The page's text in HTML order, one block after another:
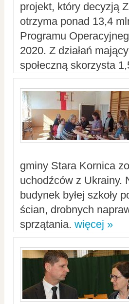
projekt, który decyzją
otrzyma ponad 13,4
Programu
2020. Z działań
społeczną skorzysta
gminy Stara Kornica
uchodźców z Ukrainy.
budynek byłej szkoły
ścian, drobnych
sprzątania. więcej »